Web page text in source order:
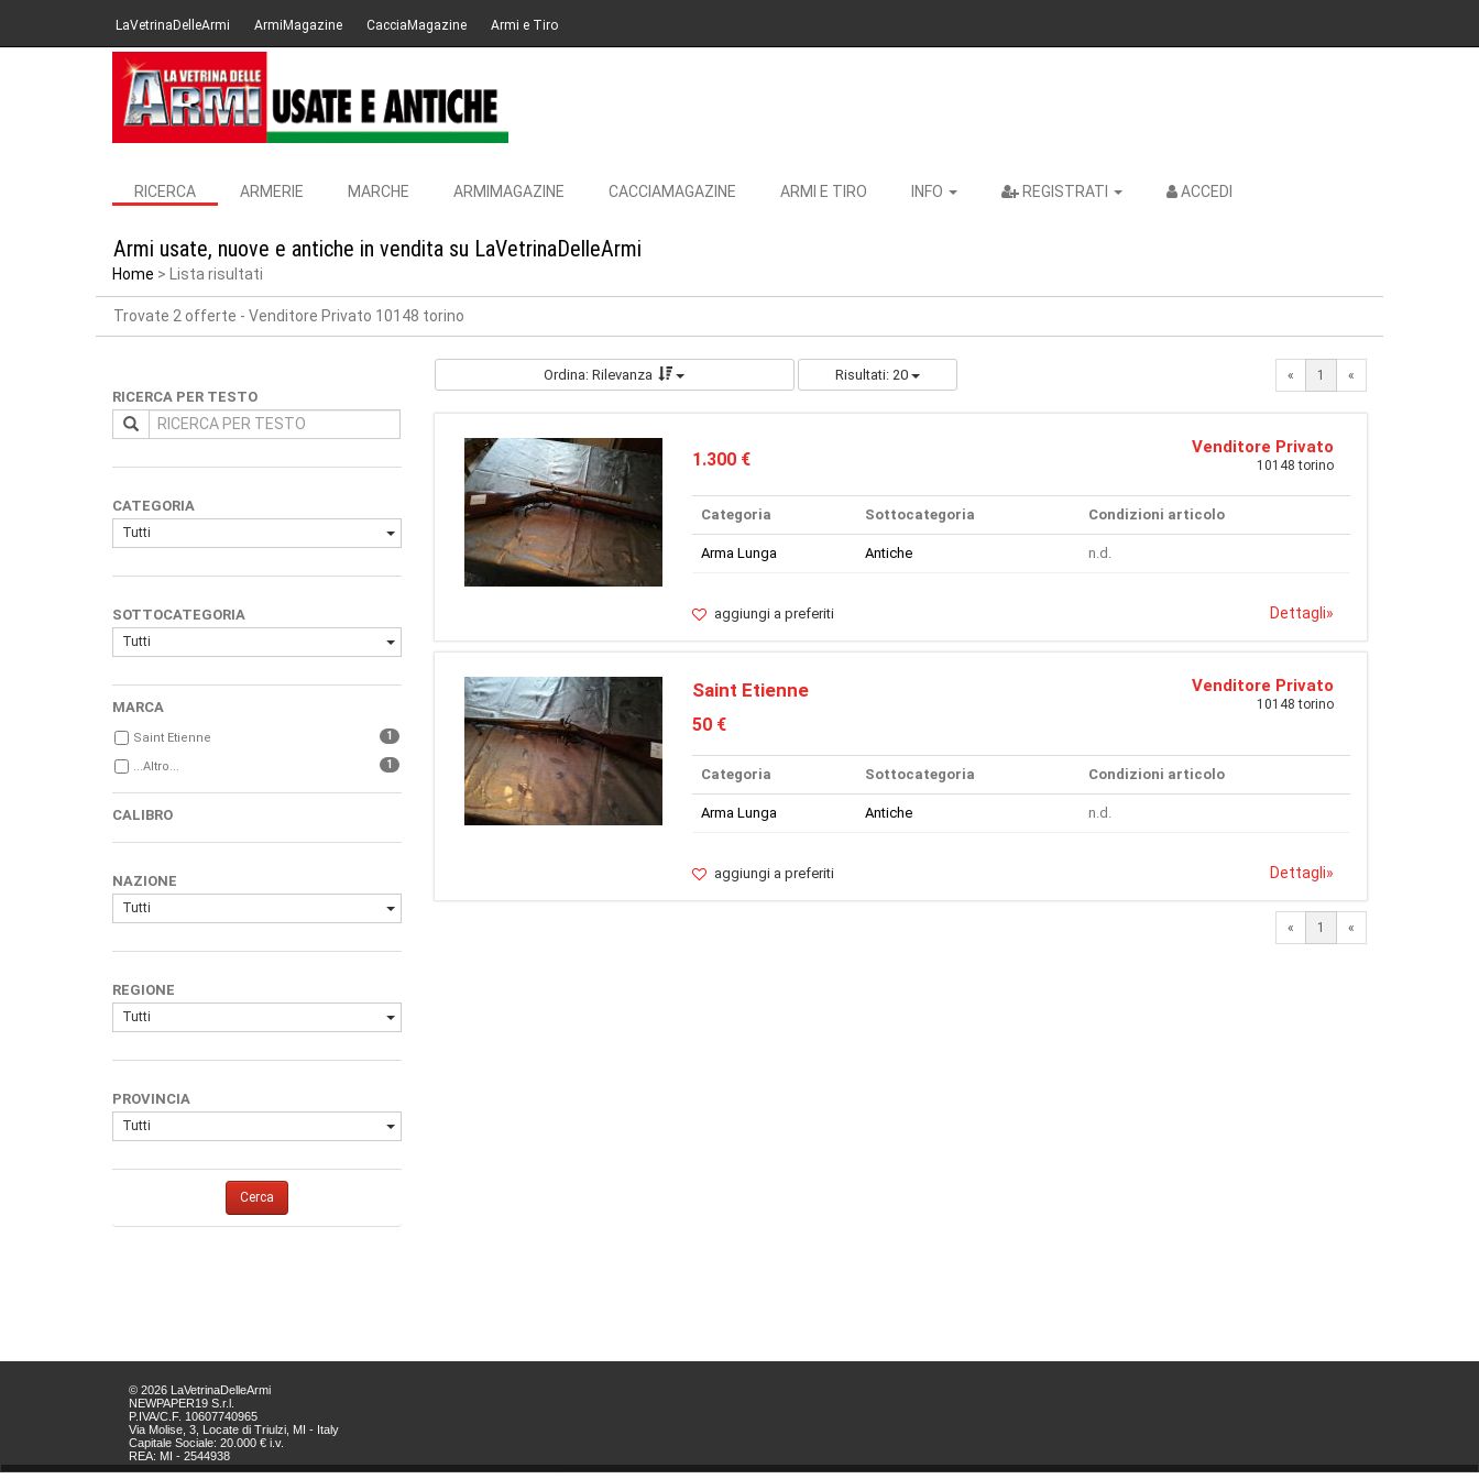
LaVetrinaDelleArmi ArmiMagazine CacciaMagazine Armi e Tiro
RICERCA ARMERIE MARCHE ARMIMAGAZINE CACCIAMAGAZINE ARMI E TIRO INFO REGISTRATI ACCEDI
Armi usate, nuove e antiche in vendita su LaVetrinaDelleArmi
Home Lista risultati
Trovate 2 offerte - Venditore Privato 10148 torino
RICERCA PER TESTO
CATEGORIA
Tutti
SOTTOCATEGORIA
Tutti
MARCA
Saint Etienne 1
...Altro... 1
CALIBRO
NAZIONE
Tutti
REGIONE
Tutti
PROVINCIA
Tutti
Cerca
Ordina: Rilevanza Risultati: 20 « 1 «
1.300 €
Venditore Privato
10148 torino
Categoria Sottocategoria Condizioni articolo
Arma Lunga Antiche n.d.
aggiungi a preferiti Dettagli»
Saint Etienne
50 €
Venditore Privato
10148 torino
Categoria Sottocategoria Condizioni articolo
Arma Lunga Antiche n.d.
aggiungi a preferiti Dettagli»
« 1 «
© 2026 LaVetrinaDelleArmi
NEWPAPER19 S.r.l.
P.IVA/C.F. 10607740965
Via Molise, 3, Locate di Triulzi, MI - Italy
Capitale Sociale: 20.000 € i.v.
REA: MI - 2544938